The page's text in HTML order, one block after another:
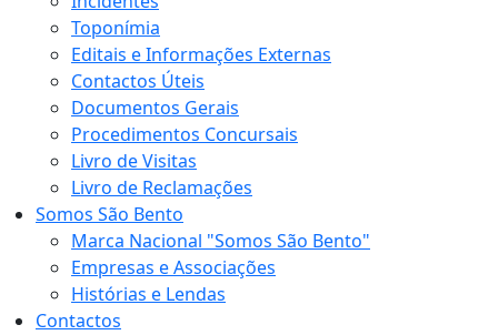
Toponímia
Editais e Informações Externas
Contactos Úteis
Documentos Gerais
Procedimentos Concursais
Livro de Visitas
Livro de Reclamações
Somos São Bento
Marca Nacional "Somos São Bento"
Empresas e Associações
Histórias e Lendas
Contactos